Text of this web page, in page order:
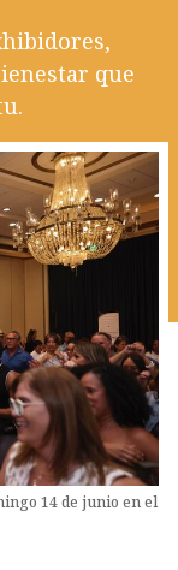
que
14 de junio en el